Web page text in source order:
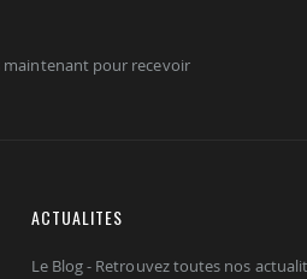
maintenant pour recevoir
ACTUALITES
Le Blog - Retrouvez toutes nos